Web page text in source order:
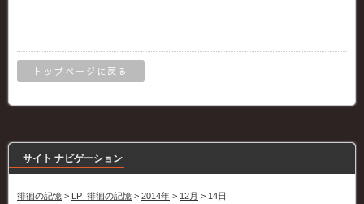
トップページに戻る
サイト ナビゲーション
徘徊の記憶 > LP_徘徊の記憶 > 2014年 > 12月 > 14日